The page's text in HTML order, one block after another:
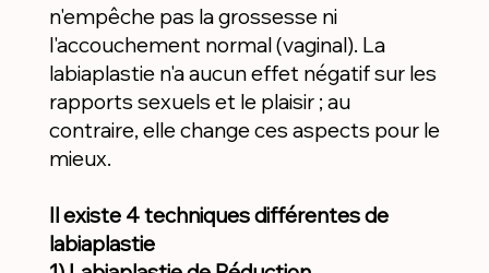
n'empêche pas la grossesse ni
l'accouchement normal (vaginal). La
labiaplastie n'a aucun effet négatif sur les
rapports sexuels et le plaisir ; au
contraire, elle change ces aspects pour le
mieux.
Il existe 4 techniques différentes de
labiaplastie